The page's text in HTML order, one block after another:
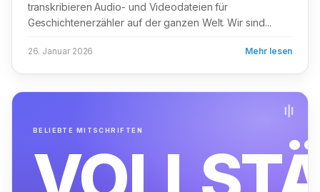
transkribieren Audio- und Videodateien für
Geschichtenerzähler auf der ganzen Welt. Wir sind...
26. Januar 2026 Mehr lesen
BELIEBTE MITSCHRIFTEN